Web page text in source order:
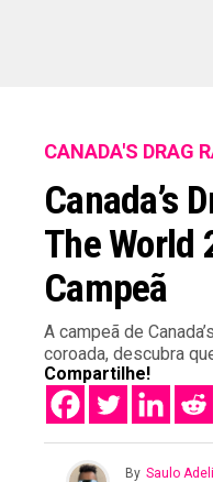
CANADA'S DRAG
Canada’s
The World
Campeã
A campeã de
coroada, descubra
Compartilhe!
By Saulo